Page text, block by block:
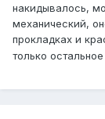
накидывалось,
механический,
прокладках и
только